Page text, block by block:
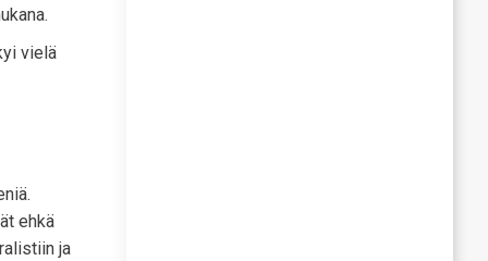
vielä
ehkä
ja